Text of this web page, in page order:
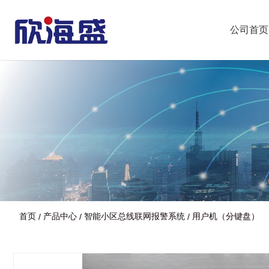
公司首页
首页 / 产品中心 / 智能小区总线联网报警系统 / 用户机（分键盘）